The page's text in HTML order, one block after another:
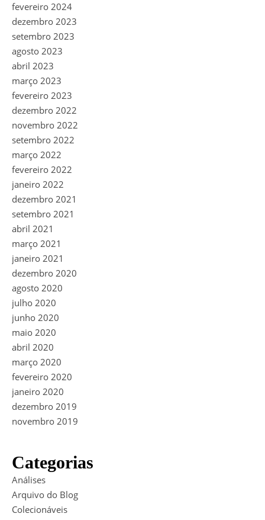
fevereiro 2024
dezembro 2023
setembro 2023
agosto 2023
abril 2023
março 2023
fevereiro 2023
dezembro 2022
novembro 2022
setembro 2022
março 2022
fevereiro 2022
janeiro 2022
dezembro 2021
setembro 2021
abril 2021
março 2021
janeiro 2021
dezembro 2020
agosto 2020
julho 2020
junho 2020
maio 2020
abril 2020
março 2020
fevereiro 2020
janeiro 2020
dezembro 2019
novembro 2019
Categorias
Análises
Arquivo do Blog
Colecionáveis